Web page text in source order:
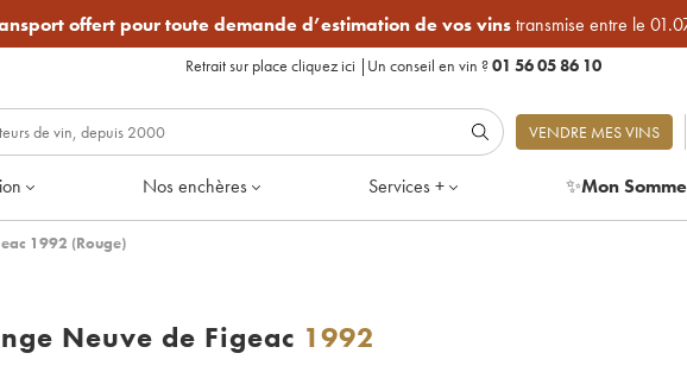
offert pour toute demande d’estimation de vos vinstransmise entre le
Retrait sur place cliquez ici | Un conseil en vin ?01 56 05 86 10
VENDRE MES VINS
Nos enchères Services + ✨Mon
1992 (Rouge)
Neuve de Figeac 1992